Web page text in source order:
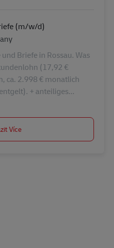
(m/w/d)
Briefe in Rossau. Was
(17,92 €
ca. 2.998 € monatlich
+ anteiliges...
Více